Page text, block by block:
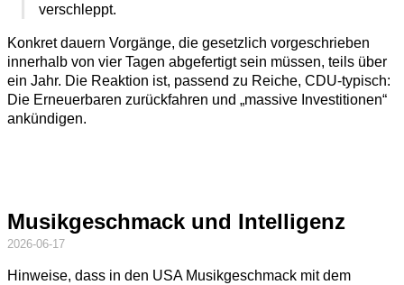
verschleppt.
Konkret dauern Vorgänge, die gesetzlich vorgeschrieben
innerhalb von vier Tagen abgefertigt sein müssen, teils über
ein Jahr. Die Reaktion ist, passend zu Reiche, CDU-typisch:
Die Erneuerbaren zurückfahren und
massive Investitionen
ankündigen.
Musikgeschmack und Intelligenz
2026-06-17
Hinweise, dass in den USA Musikgeschmack mit dem